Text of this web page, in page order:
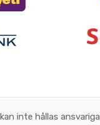
inte hållas